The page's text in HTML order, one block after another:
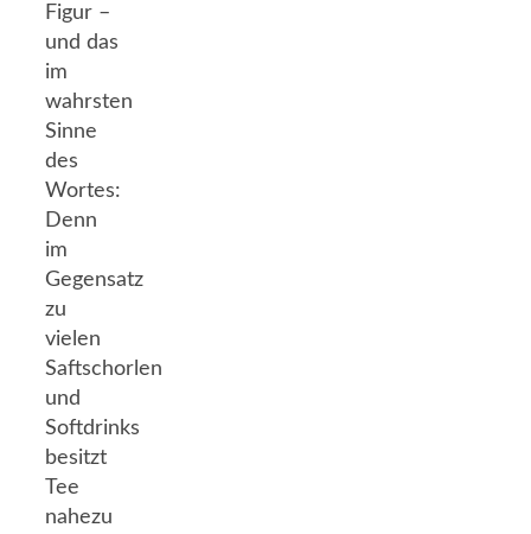
Figur –
und das
im
wahrsten
Sinne
des
Wortes:
Denn
im
Gegensatz
zu
vielen
Saftschorlen
und
Softdrinks
besitzt
Tee
nahezu